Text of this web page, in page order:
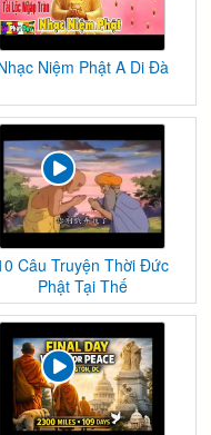
Niệm Phật A Di Đà
Câu Truyện Thời Đức
Phật Tại Thế